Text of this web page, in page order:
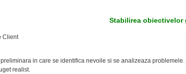
Stabilirea obiectivelor
Client
preliminara in care se identifica nevoile si se analizeaza
realist.